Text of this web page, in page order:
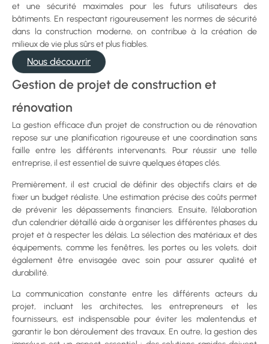
et une sécurité maximales pour les futurs utilisateurs des
bâtiments. En respectant rigoureusement les normes de sécurité
dans la construction moderne, on contribue à la création de
milieux de vie plus sûrs et plus fiables.
Nous découvrir
Gestion de projet de construction et
rénovation
La gestion efficace d’un projet de construction ou de rénovation
repose sur une planification rigoureuse et une coordination sans
faille entre les différents intervenants. Pour réussir une telle
entreprise, il est essentiel de suivre quelques étapes clés.
Premièrement, il est crucial de définir des objectifs clairs et de
fixer un budget réaliste. Une estimation précise des coûts permet
de prévenir les dépassements financiers. Ensuite, l’élaboration
d’un calendrier détaillé aide à organiser les différentes phases du
projet et à respecter les délais. La sélection des matériaux et des
équipements, comme les fenêtres, les portes ou les volets, doit
également être envisagée avec soin pour assurer qualité et
durabilité.
La communication constante entre les différents acteurs du
projet, incluant les architectes, les entrepreneurs et les
fournisseurs, est indispensable pour éviter les malentendus et
garantir le bon déroulement des travaux. En outre, la gestion des